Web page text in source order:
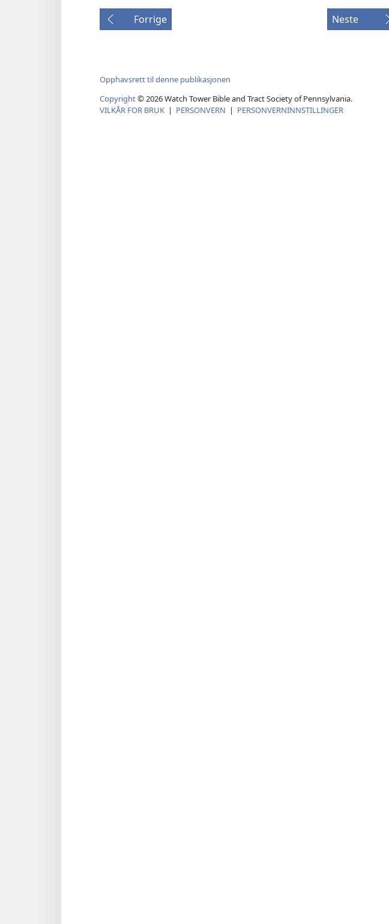
Forrige Neste
Opphavsrett til denne publikasjonen
Copyright©2026Watch Tower Bible and Tract Society of Pennsylvania.
VILKÅR FOR BRUK | PERSONVERN | PERSONVERNINNSTILLINGER